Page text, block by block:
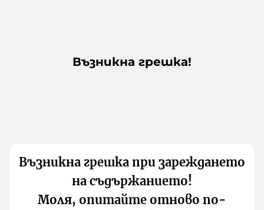
Възникна грешка!
Възникна грешка при зареждането
на съдържанието!
Моля, опитайте отново по-